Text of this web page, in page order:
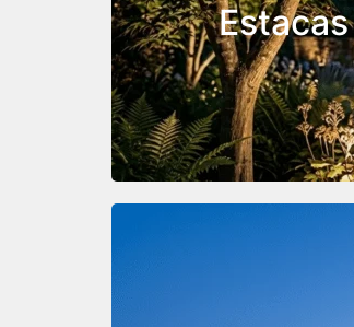
Nuestras estacas
contrastes
El toque